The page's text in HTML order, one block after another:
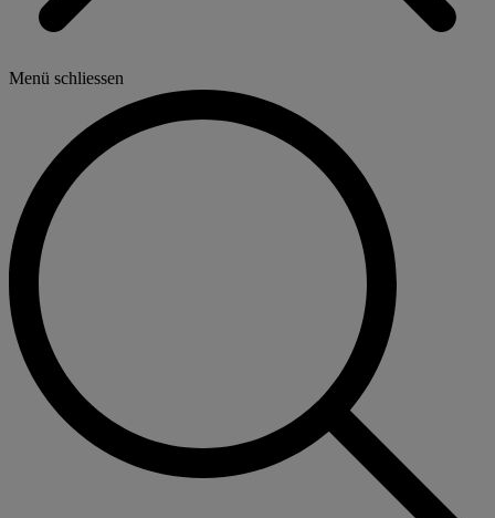
Menü schliessen